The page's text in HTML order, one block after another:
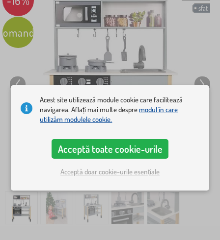
sfat
Acest site utilizează module cookie care facilitează
navigarea. Aflați mai multe despremodul în care
utilizăm modulele cookie.
Acceptă toate cookie-urile
Acceptă doar cookie-urile esențiale